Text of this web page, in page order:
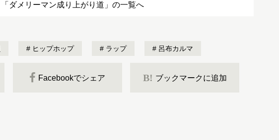
「ダメリーマン成り上がり道」の一覧へ
ヒップホップ ラップ 呂布カルマ
Facebookでシェア B! ブックマークに追加